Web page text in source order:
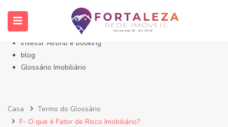
Início- Imóveis Fortaleza Eusébio
Imóveis em Fortaleza
Imóveis no Eusébio
Investir Airbnb e booking
blog
Glossário Imobiliário
Casa
Termo do Glossário
F- O que é Fator de Risco Imobiliário?